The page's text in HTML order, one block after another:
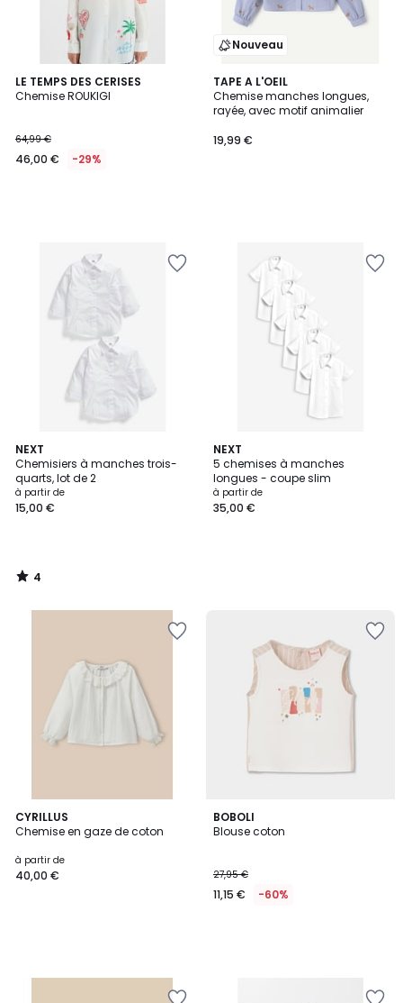
LE TEMPS DES CERISES
Chemise ROUKIGI
64,99 €
46,00 € -29%
Nouveau
TAPE A L'OEIL
Chemise manches longues,
rayée, avec motif animalier
19,99 €
NEXT
Chemisiers à manches trois-
quarts, lot de 2
à partir de
15,00 €
4
/
5
4
/
NEXT
5 chemises à manches
longues - coupe slim
à partir de
35,00 €
CYRILLUS
Chemise en gaze de coton
à partir de
40,00 €
BOBOLI
Blouse coton
27,95 €
11,15 € -60%